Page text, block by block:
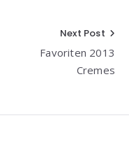
Next Post
Favoriten 2013
Cremes